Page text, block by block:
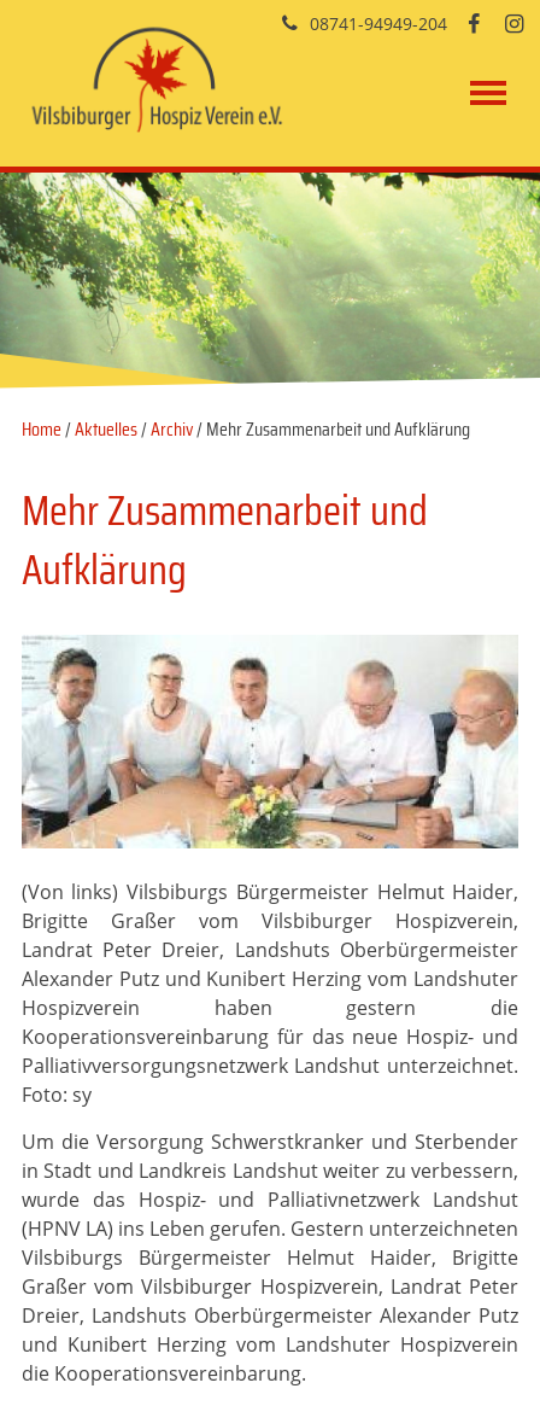
Home/Aktuelles/Archiv/ Mehr Zusammenarbeit und Aufklärung
Mehr Zusammenarbeit und
Aufklärung
(Von links) Vilsbiburgs Bürgermeister Helmut Haider,
Brigitte Graßer vom Vilsbiburger Hospizverein,
Landrat Peter Dreier, Landshuts Oberbürgermeister
Alexander Putz und Kunibert Herzing vom Landshuter
Hospizverein haben gestern die
Kooperationsvereinbarung für das neue Hospiz- und
Palliativversorgungsnetzwerk Landshut unterzeichnet.
Foto: sy
Um die Versorgung Schwerstkranker und Sterbender
in Stadt und Landkreis Landshut weiter zu verbessern,
wurde das Hospiz- und Palliativnetzwerk Landshut
(HPNV LA) ins Leben gerufen. Gestern unterzeichneten
Vilsbiburgs Bürgermeister Helmut Haider, Brigitte
Graßer vom Vilsbiburger Hospizverein, Landrat Peter
Dreier, Landshuts Oberbürgermeister Alexander Putz
und Kunibert Herzing vom Landshuter Hospizverein
die Kooperationsvereinbarung.
08741-94949-204  